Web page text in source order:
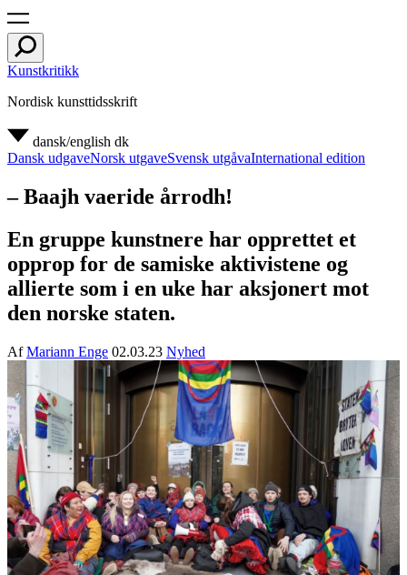
Kunstkritikk
Nordisk kunsttidsskrift
dansk/english dk
Dansk udgaveNorsk utgaveSvensk utgåvaInternational edition
– Baajh vaeride årrodh!
En gruppe kunstnere har opprettet et
opprop for de samiske aktivistene og
allierte som i en uke har aksjonert mot
den norske staten.
AfMariann Enge 02.03.23 Nyhed